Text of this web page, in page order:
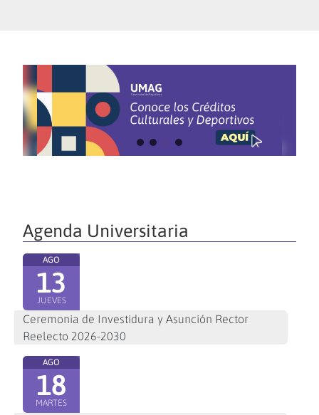
Agenda Universitaria
AGO
13
JUEVES
Ceremonia de Investidura y Asunción Rector
Reelecto 2026-2030
AGO
18
MARTES